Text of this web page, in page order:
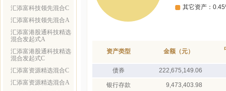
汇添富科技领先混合C
汇添富科技领先混合A
汇添富港股通科技精选
混合发起式A
汇添富港股通科技精选
混合发起式C
汇添富资源精选混合C
汇添富资源精选混合A
资产类型 金额（元）
债券 222,675,149.06
银行存款 9,473,403.98